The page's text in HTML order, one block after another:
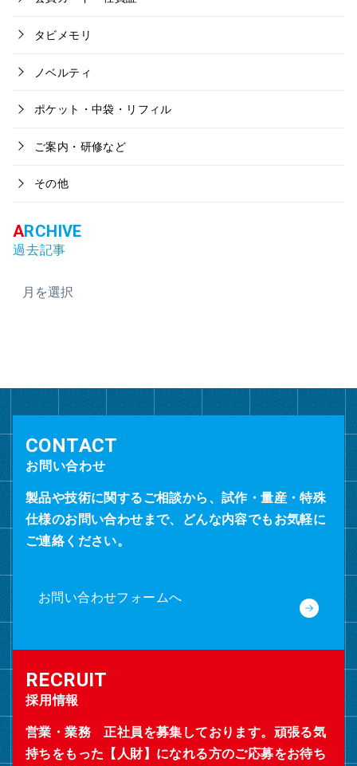
タビメモリ
ノベルティ
ポケット・中袋・リフィル
ご案内・研修など
その他
過去記事
ー
お問い合わせ
製品や技術に関するご相談から、試作・量産・特殊
仕様のお問い合わせまで、どんな内容でもお気軽に
ご連絡ください。
お問い合わせフォームへ
採用情報
営業・業務 正社員を募集しております。頑張る気
持ちをもった【人財】になれる方のご応募をお待ち